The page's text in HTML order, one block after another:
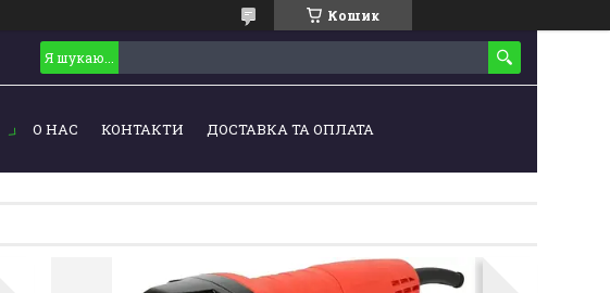
Кошик
О НАС КОНТАКТИ ДОСТАВКА ТА ОПЛАТА